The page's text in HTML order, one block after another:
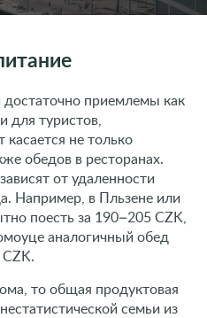
приемлемы как
для туристов,
не только
обедов в ресторанах.
от удаленности
Например, в Пльзене или
поесть за 190–205 CZK,
аналогичный обед
то общая продуктовая
семьи из